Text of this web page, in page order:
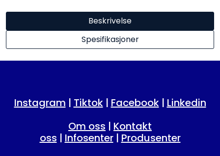
Beskrivelse
Spesifikasjoner
Instagram | Tiktok| Facebook| Linkedin
Om oss | Kontakt
oss | Infosenter| Produsenter